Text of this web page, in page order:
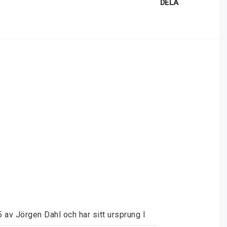
DELA
Jörgen Dahl och har sitt ursprung I